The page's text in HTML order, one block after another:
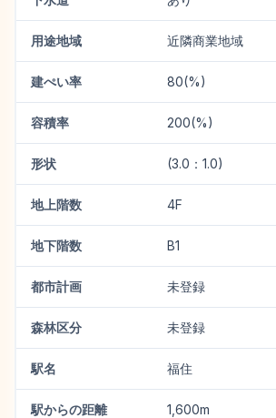
用途地域 近隣商業地域
建ぺい率 80(%)
容積率 200(%)
形状 (3.0：1.0)
地上階数 4F
地下階数 B1
都市計画 未登録
森林区分 未登録
駅名 福住
駅からの距離 1,600m